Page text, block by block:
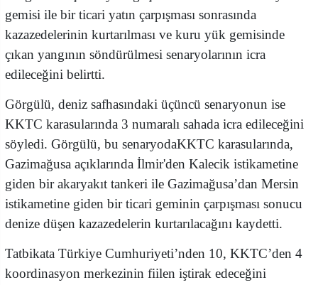
gemisi ile bir ticari yatın çarpışması sonrasında
kazazedelerinin kurtarılması ve kuru yük gemisinde
çıkan yangının söndürülmesi senaryolarının icra
edileceğini belirtti.
Görgülü, deniz safhasındaki üçüncü senaryonun ise
KKTC karasularında 3 numaralı sahada icra edileceğini
söyledi. Görgülü, bu senaryodaKKTC karasularında,
Gazimağusa açıklarında İlmir'den Kalecik istikametine
giden bir akaryakıt tankeri ile Gazimağusa’dan Mersin
istikametine giden bir ticari geminin çarpışması sonucu
denize düşen kazazedelerin kurtarılacağını kaydetti.
Tatbikata Türkiye Cumhuriyeti’nden 10, KKTC’den 4
koordinasyon merkezinin fiilen iştirak edeceğini